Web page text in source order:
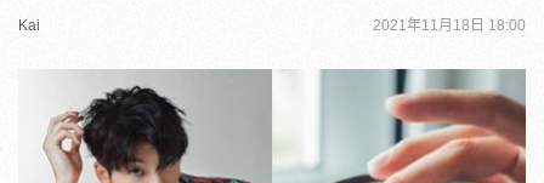
Kai 2021年11月18日 18:00